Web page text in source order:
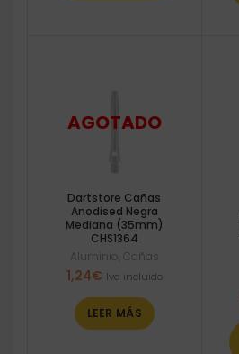
Dartstore Cañas
Anodised Negra
Mediana (35mm)
CHS1364
Aluminio Cañas
1,24€ Iva incluido
LEER MÁS